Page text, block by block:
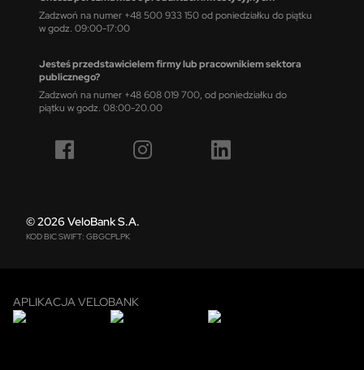
Zadzwoń na numer +48 500 933 150 od poniedziałku do piątku
w godz. 09:00-17:00
Jesteś przedstawicielem firmy lub pracownikiem sektora
publicznego?
Zadzwoń na numer +48 608 019 700, od poniedziałku do
piątku w godz. 08:00-20.00
© 2026 VeloBank S.A.
KOD BIC SWIFT: GBGCPLPK
APLIKACJA VELOBANK